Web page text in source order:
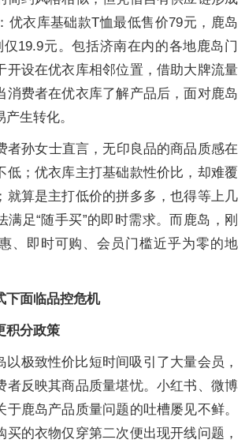
优衣库基础款T恤最低售价79元，鹿岛
19.9元。包括济南在内的各地鹿岛门
开设在优衣库相邻位置，借助大牌流量
消费者在优衣库了解产品后，面对鹿岛
生转化。
孙女士直言，无印良品的商品质感在
低；优衣库主打基础款性价比，却难覆
就算是主打低价的拼多多，也得等上几
满足“随手买”的即时需求。而鹿岛，刚
、即时可购、会员门槛近乎为零的地
面临品控危机
分政策
极致性价比短时间吸引了大量会员，
者反映其商品质量堪忧。小红书、微博
于鹿岛产品质量问题的吐槽屡见不鲜。
买的衣物仅穿第二次便出现开线问题，